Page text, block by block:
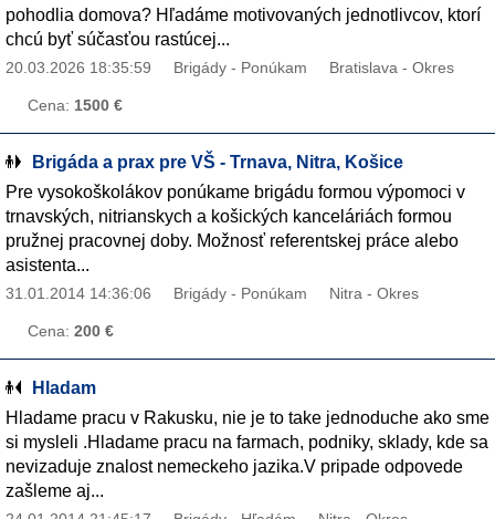
pohodlia domova? Hľadáme motivovaných jednotlivcov, ktorí
chcú byť súčasťou rastúcej...
20.03.2026 18:35:59 Brigády - Ponúkam Bratislava - Okres
Cena: 1500 €
Brigáda a prax pre VŠ - Trnava, Nitra, Košice
Pre vysokoškolákov ponúkame brigádu formou výpomoci v
trnavských, nitrianskych a košických kanceláriách formou
pružnej pracovnej doby. Možnosť referentskej práce alebo
asistenta...
31.01.2014 14:36:06 Brigády - Ponúkam Nitra - Okres
Cena: 200 €
Hladam
Hladame pracu v Rakusku, nie je to take jednoduche ako sme
si mysleli .Hladame pracu na farmach, podniky, sklady, kde sa
nevizaduje znalost nemeckeho jazika.V pripade odpovede
zašleme aj...